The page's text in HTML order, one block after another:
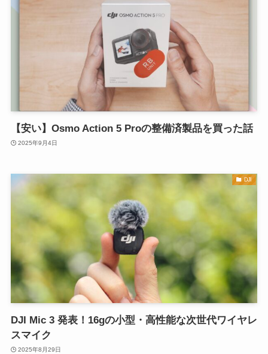
【安い】Osmo Action 5 Proの整備済製品を買った話
2025年9月4日
DJI
DJI Mic 3 発表！16gの小型・高性能な次世代ワイヤレ
スマイク
2025年8月29日